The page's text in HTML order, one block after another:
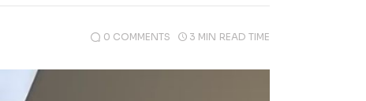
0 COMMENTS 3 MIN READ TIME